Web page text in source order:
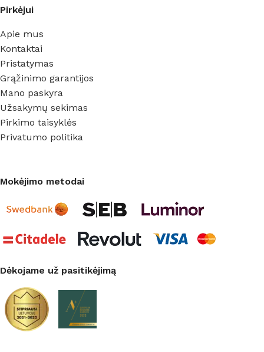
Pirkėjui
Apie mus
Kontaktai
Pristatymas
Grąžinimo garantijos
Mano paskyra
Užsakymų sekimas
Pirkimo taisyklės
Privatumo politika
Mokėjimo metodai
Dėkojame už pasitikėjimą